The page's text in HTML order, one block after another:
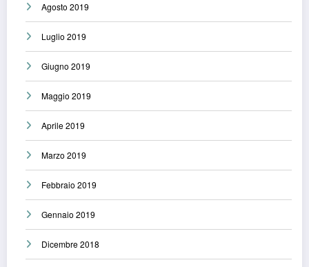
Agosto 2019
Luglio 2019
Giugno 2019
Maggio 2019
Aprile 2019
Marzo 2019
Febbraio 2019
Gennaio 2019
Dicembre 2018